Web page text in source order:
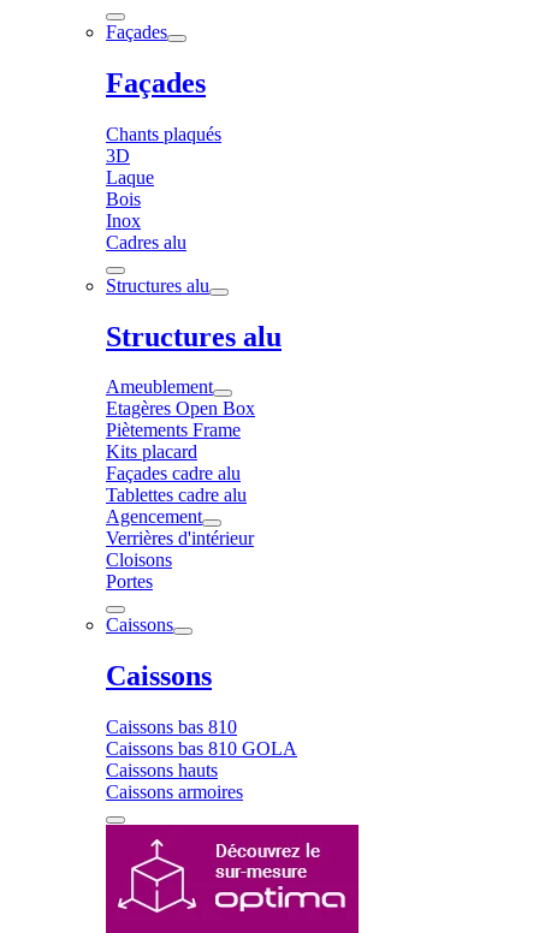
Façades
Façades
Chants plaqués
3D
Laque
Bois
Inox
Cadres alu
Structures alu
Structures alu
Ameublement
Etagères Open Box
Piètements Frame
Kits placard
Façades cadre alu
Tablettes cadre alu
Agencement
Verrières d'intérieur
Cloisons
Portes
Caissons
Caissons
Caissons bas 810
Caissons bas 810 GOLA
Caissons hauts
Caissons armoires